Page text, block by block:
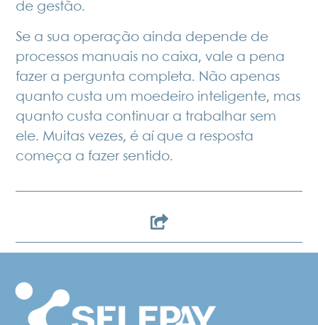
de gestão.
Se a sua operação ainda depende de
processos manuais no caixa, vale a pena
fazer a pergunta completa. Não apenas
quanto custa um moedeiro inteligente, mas
quanto custa continuar a trabalhar sem
ele. Muitas vezes, é aí que a resposta
começa a fazer sentido.